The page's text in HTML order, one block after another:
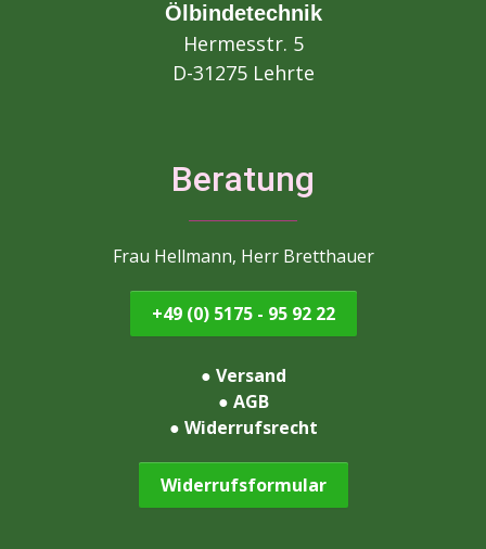
Ölbindetechnik
Hermesstr. 5
D-31275 Lehrte
Beratung
Frau Hellmann, Herr Bretthauer
+49 (0) 5175 - 95 92 22
● Versand
● AGB
● Widerrufsrecht
Widerrufsformular